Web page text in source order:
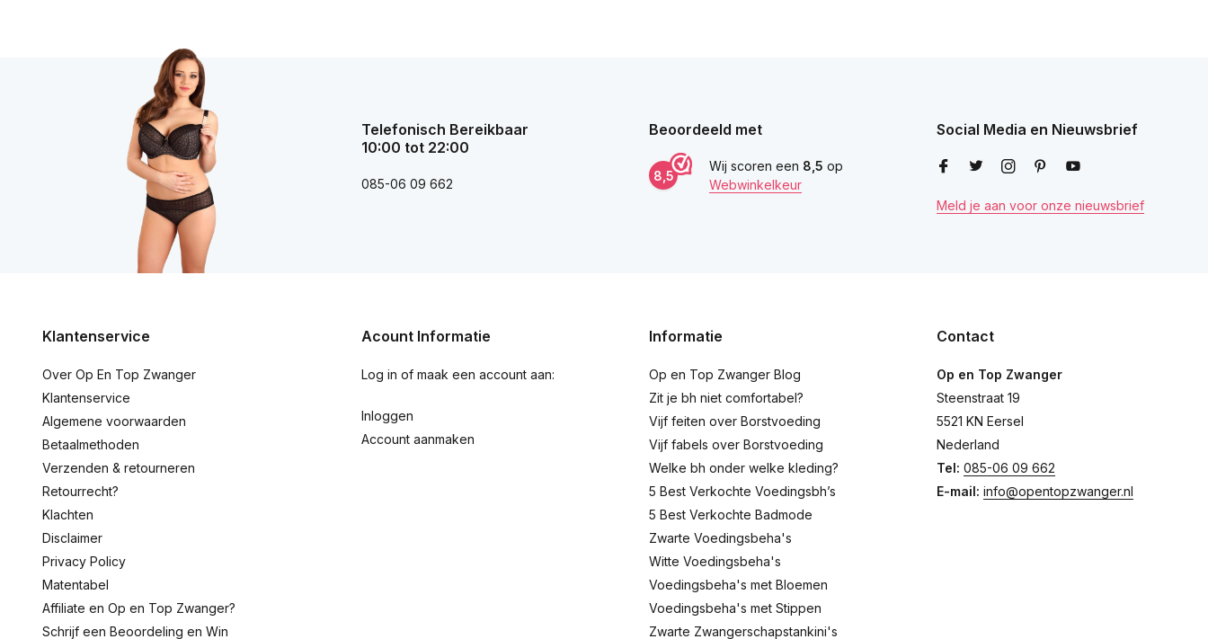
Telefonisch Bereikbaar
10:00 tot 22:00
085-06 09 662
Beoordeeld met
8,5
Wij scoren een 8,5 op
Webwinkelkeur
Social Media en Nieuwsbrief
Meld je aan voor onze nieuwsbrief
Klantenservice
Over Op En Top Zwanger
Klantenservice
Algemene voorwaarden
Betaalmethoden
Verzenden & retourneren
Retourrecht?
Klachten
Disclaimer
Privacy Policy
Matentabel
Affiliate en Op en Top Zwanger?
Schrijf een Beoordeling en Win
Acount Informatie
Log in of maak een account aan:
Inloggen
Account aanmaken
Informatie
Op en Top Zwanger Blog
Zit je bh niet comfortabel?
Vijf feiten over Borstvoeding
Vijf fabels over Borstvoeding
Welke bh onder welke kleding?
5 Best Verkochte Voedingsbh’s
5 Best Verkochte Badmode
Zwarte Voedingsbeha's
Witte Voedingsbeha's
Voedingsbeha's met Bloemen
Voedingsbeha's met Stippen
Zwarte Zwangerschapstankini's
Contact
Op en Top Zwanger
Steenstraat 19
5521 KN Eersel
Nederland
Tel: 085-06 09 662
E-mail: info@opentopzwanger.nl